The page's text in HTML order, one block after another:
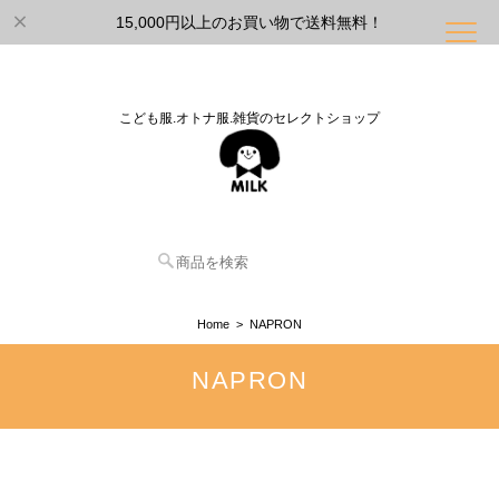
15,000円以上のお買い物で送料無料！
こども服.オトナ服.雑貨のセレクトショップ
Home NAPRON
NAPRON